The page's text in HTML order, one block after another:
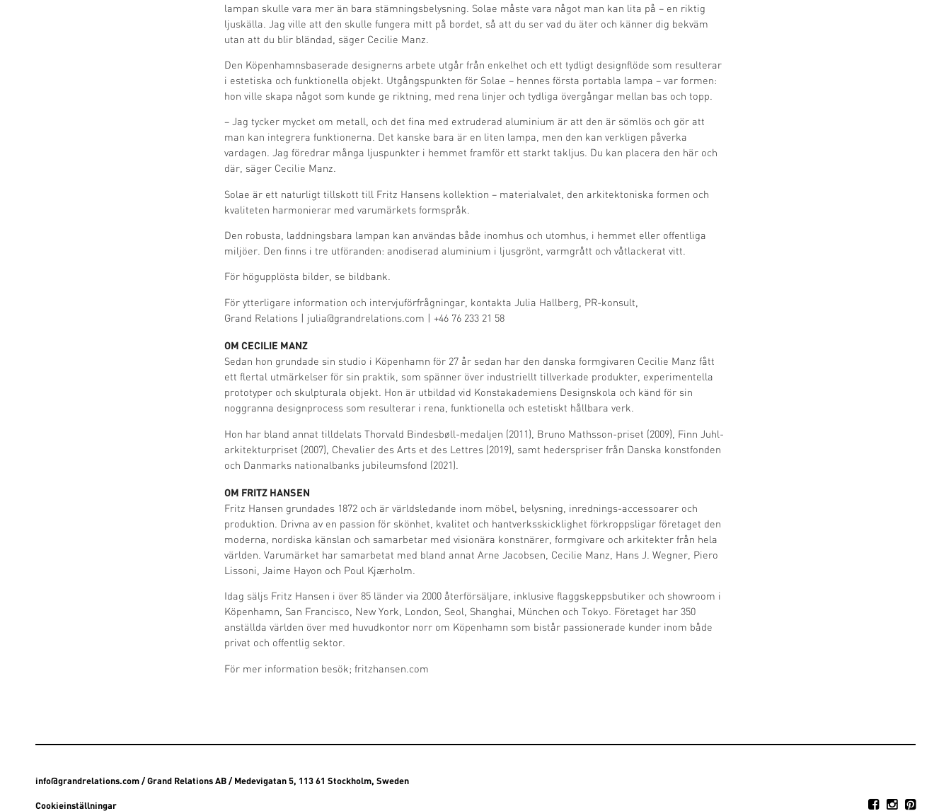
lampan skulle vara mer än bara stämningsbelysning. Solae måste vara något man kan lita på – en riktig
ljuskälla. Jag ville att den skulle fungera mitt på bordet, så att du ser vad du äter och känner dig bekväm
utan att du blir bländad, säger Cecilie Manz.
Den Köpenhamnsbaserade designerns arbete utgår från enkelhet och ett tydligt designflöde som resulterar
i estetiska och funktionella objekt. Utgångspunkten för Solae – hennes första portabla lampa – var formen:
hon ville skapa något som kunde ge riktning, med rena linjer och tydliga övergångar mellan bas och topp.
– Jag tycker mycket om metall, och det fina med extruderad aluminium är att den är sömlös och gör att
man kan integrera funktionerna. Det kanske bara är en liten lampa, men den kan verkligen påverka
vardagen. Jag föredrar många ljuspunkter i hemmet framför ett starkt takljus. Du kan placera den här och
där, säger Cecilie Manz.
Solae är ett naturligt tillskott till Fritz Hansens kollektion – materialvalet, den arkitektoniska formen och
kvaliteten harmonierar med varumärkets formspråk.
Den robusta, laddningsbara lampan kan användas både inomhus och utomhus, i hemmet eller offentliga
miljöer. Den finns i tre utföranden: anodiserad aluminium i ljusgrönt, varmgrått och våtlackerat vitt.
För högupplösta bilder, se bildbank.
För ytterligare information och intervjuförfrågningar, kontakta Julia Hallberg, PR-konsult,
Grand Relations | julia@grandrelations.com | +46 76 233 21 58
OM CECILIE MANZ
Sedan hon grundade sin studio i Köpenhamn för 27 år sedan har den danska formgivaren Cecilie Manz fått
ett flertal utmärkelser för sin praktik, som spänner över industriellt tillverkade produkter, experimentella
prototyper och skulpturala objekt. Hon är utbildad vid Konstakademiens Designskola och känd för sin
noggranna designprocess som resulterar i rena, funktionella och estetiskt hållbara verk.
Hon har bland annat tilldelats Thorvald Bindesbøll-medaljen (2011), Bruno Mathsson-priset (2009), Finn Juhl-
arkitekturpriset (2007), Chevalier des Arts et des Lettres (2019), samt hederspriser från Danska konstfonden
och Danmarks nationalbanks jubileumsfond (2021).
OM FRITZ HANSEN
Fritz Hansen grundades 1872 och är världsledande inom möbel, belysning, inrednings-accessoarer och
produktion. Drivna av en passion för skönhet, kvalitet och hantverksskicklighet förkroppsligar företaget den
moderna, nordiska känslan och samarbetar med visionära konstnärer, formgivare och arkitekter från hela
världen. Varumärket har samarbetat med bland annat Arne Jacobsen, Cecilie Manz, Hans J. Wegner, Piero
Lissoni, Jaime Hayon och Poul Kjærholm.
Idag säljs Fritz Hansen i över 85 länder via 2000 återförsäljare, inklusive flaggskeppsbutiker och showroom i
Köpenhamn, San Francisco, New York, London, Seol, Shanghai, München och Tokyo. Företaget har 350
anställda världen över med huvudkontor norr om Köpenhamn som bistår passionerade kunder inom både
privat och offentlig sektor.
För mer information besök; fritzhansen.com
info@grandrelations.com/ Grand Relations AB / Medevigatan 5, 113 61 Stockholm, Sweden
Cookieinställningar